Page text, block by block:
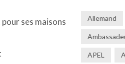
ses maisons
Allemand
APEL